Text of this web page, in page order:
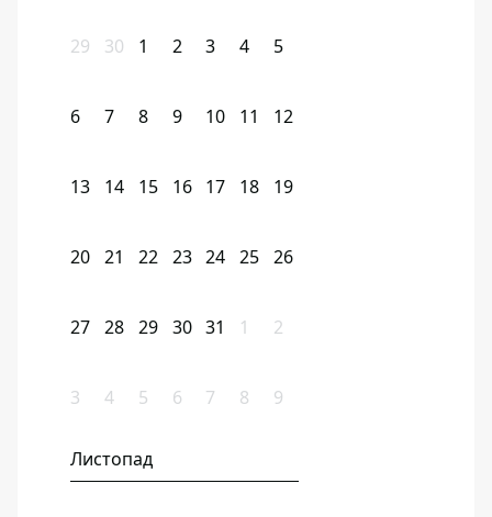
29 30 1 2 3 4 5
6 7 8 9 10 11 12
13 14 15 16 17 18 19
20 21 22 23 24 25 26
27 28 29 30 31 1 2
3 4 5 6 7 8 9
Листопад